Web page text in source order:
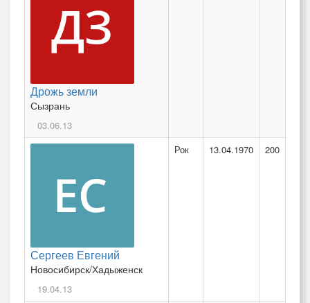
Дрожь земли
Сызрань
03.06.13
Сергеев Евгений
Новосибирск/Хадыженск
19.04.13
Рок 13.04.1970 200